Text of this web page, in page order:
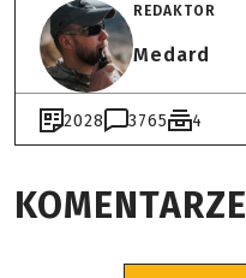
REDAKTOR
Medard
2028 3765 4
KOMENTARZE